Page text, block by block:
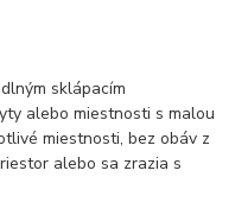
látky na nábytok
Nábytok Boxy a obedáre
sklápacím
alebo miestnosti s malou
miestnosti, bez obáv z
alebo sa zrazia s